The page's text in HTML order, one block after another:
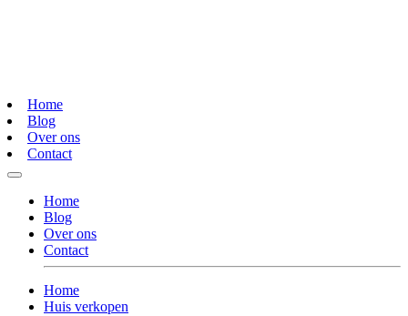
Home
Blog
Over ons
Contact
Home
Blog
Over ons
Contact
Home
Huis verkopen